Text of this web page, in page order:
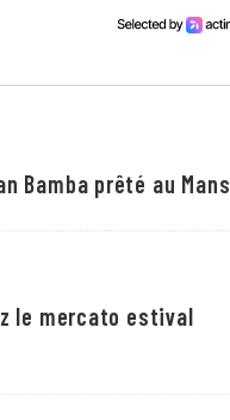
Bamba prêté au Mans
le mercato estival